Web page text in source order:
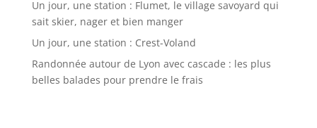
Un jour, une station : Flumet, le village savoyard qui
sait skier, nager et bien manger
Un jour, une station : Crest-Voland
Randonnée autour de Lyon avec cascade : les plus
belles balades pour prendre le frais